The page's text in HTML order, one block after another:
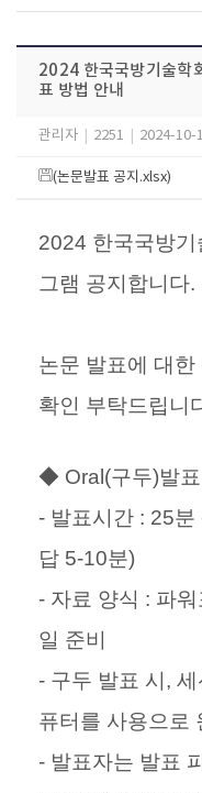
2024 한국국방기술학
표 방법 안내
관리자 2251 2024-10-
(논문발표 공지.xlsx)
2024 한국국방
그램 공지합니다.
논문 발표에 대
확인 부탁드립니
◆ Oral(구두)발표
- 발표시간 : 25
답 5-10분)
- 자료 양식 : 파
일 준비
- 구두 발표 시,
퓨터를 사용으로
- 발표자는 발표